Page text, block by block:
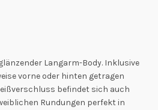
Langarm-Body. Inklusive
vorne oder hinten getragen
befindet sich auch
Rundungen perfekt in